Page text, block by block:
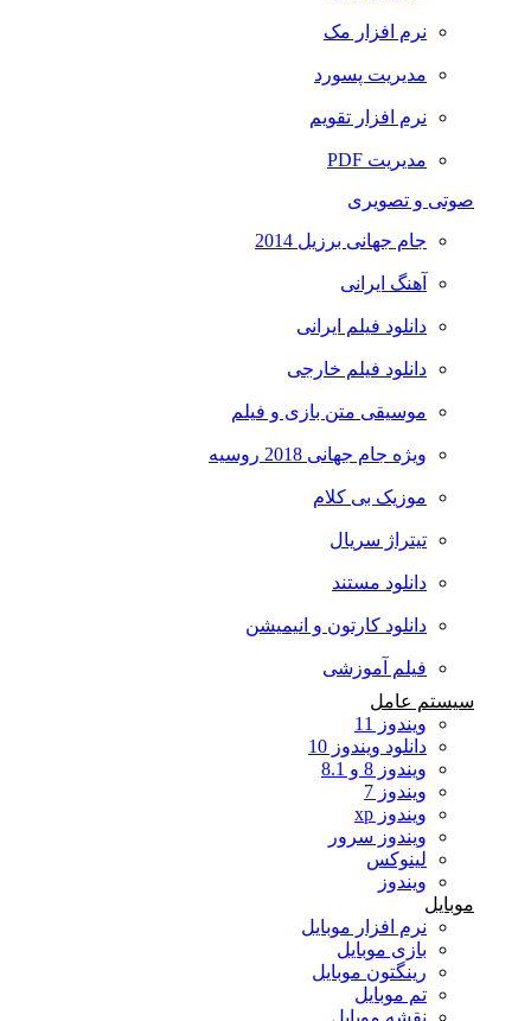
نرم افزار مک
مدیریت پسورد
نرم افزار تقویم
مدیریت PDF
صوتی و تصویری
جام جهانی برزیل 2014
آهنگ ایرانی
دانلود فیلم ایرانی
دانلود فیلم خارجی
موسیقی متن بازی و فیلم
ویژه جام جهانی 2018 روسیه
موزیک بی کلام
تیتراژ سریال
دانلود مستند
دانلود کارتون و انیمیشن
فیلم آموزشی
سیستم عامل
ویندوز 11
دانلود ویندوز 10
ویندوز 8 و 8.1
ویندوز 7
ویندوز xp
ویندوز سرور
لینوکس
ویندوز
نرم افزار موبایل
بازی موبایل
رینگتون موبایل
تم موبایل
نقشه موبایل